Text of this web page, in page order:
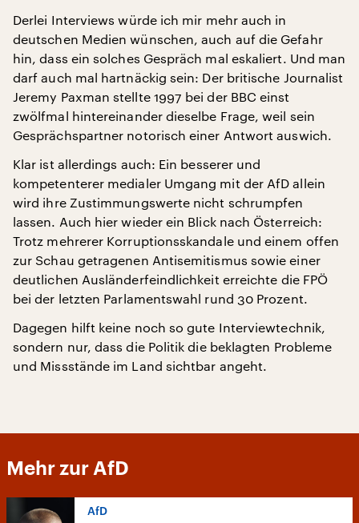
Derlei Interviews würde ich mir mehr auch in
deutschen Medien wünschen, auch auf die Gefahr
hin, dass ein solches Gespräch mal eskaliert. Und man
darf auch mal hartnäckig sein: Der britische Journalist
Jeremy Paxman stellte 1997 bei der BBC einst
zwölfmal hintereinander dieselbe Frage, weil sein
Gesprächspartner notorisch einer Antwort auswich.
Klar ist allerdings auch: Ein besserer und
kompetenterer medialer Umgang mit der AfD allein
wird ihre Zustimmungswerte nicht schrumpfen
lassen. Auch hier wieder ein Blick nach Österreich:
Trotz mehrerer Korruptionsskandale und einem offen
zur Schau getragenen Antisemitismus sowie einer
deutlichen Ausländerfeindlichkeit erreichte die FPÖ
bei der letzten Parlamentswahl rund 30 Prozent.
Dagegen hilft keine noch so gute Interviewtechnik,
sondern nur, dass die Politik die beklagten Probleme
und Missstände im Land sichtbar angeht.
Mehr zur AfD
AfD